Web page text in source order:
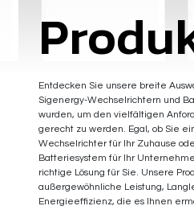
Entdecken Sie unsere breite
Sigenergy-Wechselrichtern und
wurden, um den vielfältigen
gerecht zu werden. Egal, ob Sie
Wechselrichter für Ihr Zuhause
Batteriesystem für Ihr
richtige Lösung für Sie. Unsere
außergewöhnliche Leistung,
Energieeffizienz, die es Ihnen